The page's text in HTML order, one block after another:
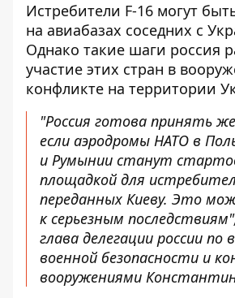
Истребители F-16 могут
на авиабазах соседних с
Однако такие шаги россия
участие этих стран в
конфликте на территории
"Россия готова принять
если аэродромы НАТО в
и Румынии станут
площадкой для
переданных Киеву. Это
к серьезным
глава делегации россии по
военной безопасности и
вооружениями